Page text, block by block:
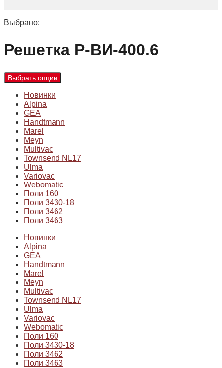
Выбрано:
Решетка P-BИ-400.6
Выбрать опции
Новинки
Alpina
GEA
Handtmann
Marel
Meyn
Multivac
Townsend NL17
Ulma
Variovac
Webomatic
Поли 160
Поли 3430-18
Поли 3462
Поли 3463
Новинки
Alpina
GEA
Handtmann
Marel
Meyn
Multivac
Townsend NL17
Ulma
Variovac
Webomatic
Поли 160
Поли 3430-18
Поли 3462
Поли 3463